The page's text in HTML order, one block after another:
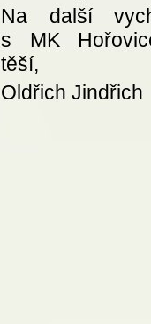
Na další
s MK
těší,
Oldřich Jindřich